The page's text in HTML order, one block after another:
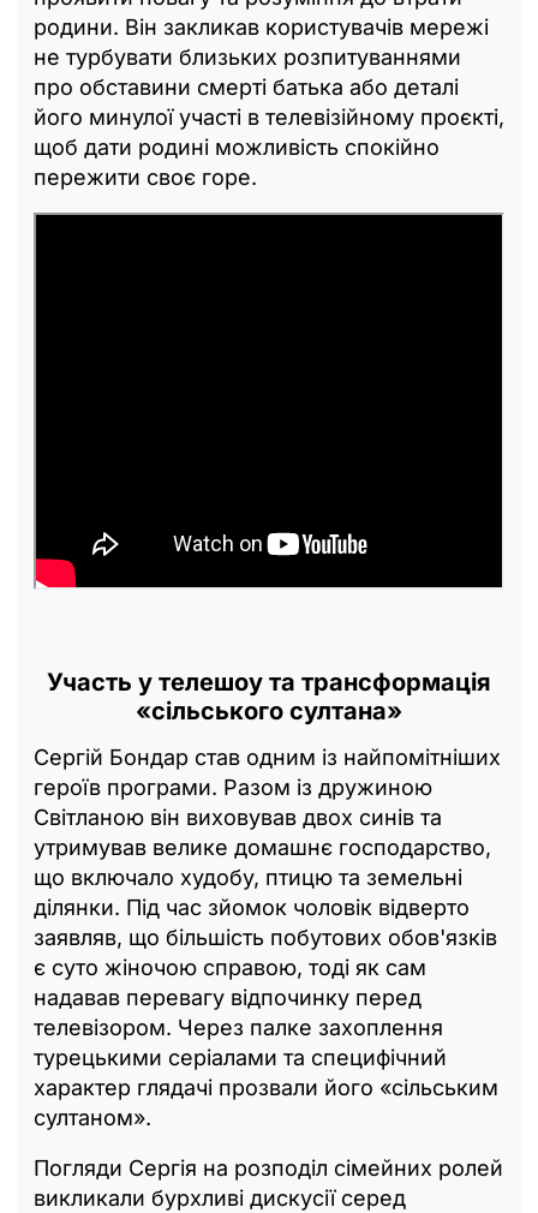
родини. Він закликав користувачів мережі
не турбувати близьких розпитуваннями
про обставини смерті батька або деталі
його минулої участі в телевізійному проєкті,
щоб дати родині можливість спокійно
пережити своє горе.
Участь у телешоу та трансформація
«сільського султана»
Сергій Бондар став одним із найпомітніших
героїв програми. Разом із дружиною
Світланою він виховував двох синів та
утримував велике домашнє господарство,
що включало худобу, птицю та земельні
ділянки. Під час зйомок чоловік відверто
заявляв, що більшість побутових обов'язків
є суто жіночою справою, тоді як сам
надавав перевагу відпочинку перед
телевізором. Через палке захоплення
турецькими серіалами та специфічний
характер глядачі прозвали його «сільським
султаном».
Погляди Сергія на розподіл сімейних ролей
викликали бурхливі дискусії серед